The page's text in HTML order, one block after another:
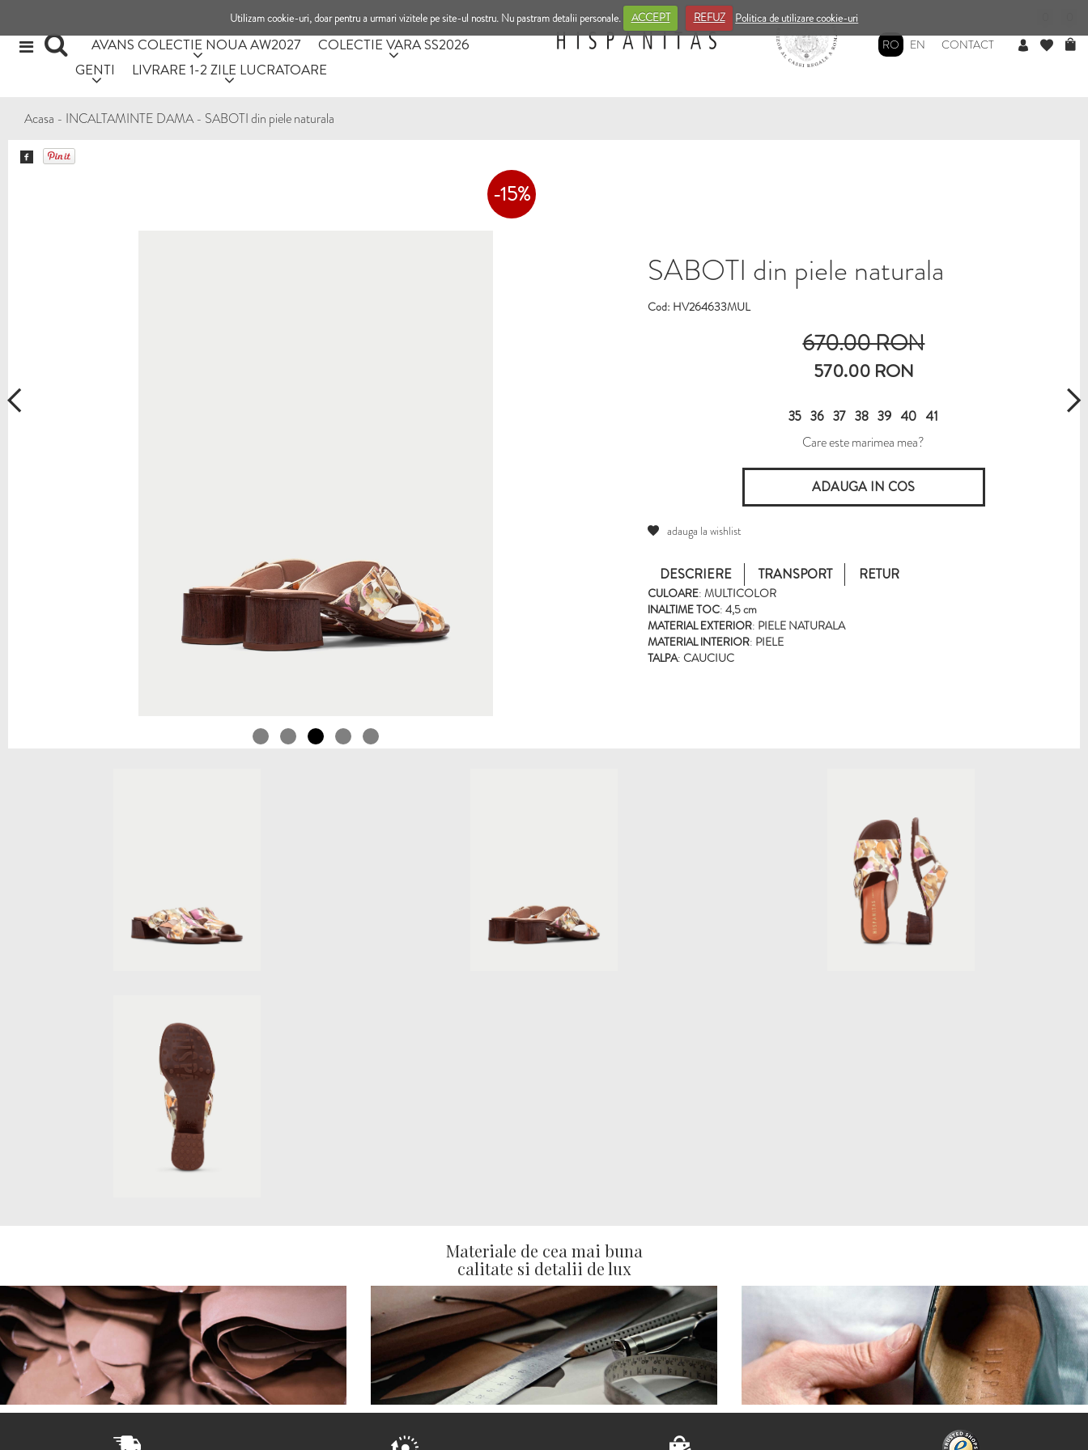
Utilizam cookie-uri, doar pentru a urmari vizitele pe site-ul nostru. Nu pastram detalii personale. ACCEPT REFUZ Politica de utilizare cookie-uri
AVANS COLECTIE NOUA AW2027
COLECTIE VARA SS2026
GENTI
LIVRARE 1-2 ZILE LUCRATOARE
RO EN CONTACT
Acasa - INCALTAMINTE DAMA- SABOTI din piele naturala
-15%
SABOTI din piele naturala
Cod: HV264633MUL
670.00 RON
570.00 RON
35 36 37 38 39 40 41
Care este marimea mea?
adauga la wishlist
DESCRIERE TRANSPORT RETUR
CULOARE: MULTICOLOR
INALTIME TOC: 4,5 cm
MATERIAL EXTERIOR: PIELE NATURALA
MATERIAL INTERIOR: PIELE
TALPA: CAUCIUC
Materiale de cea mai buna
calitate si detalii de lux